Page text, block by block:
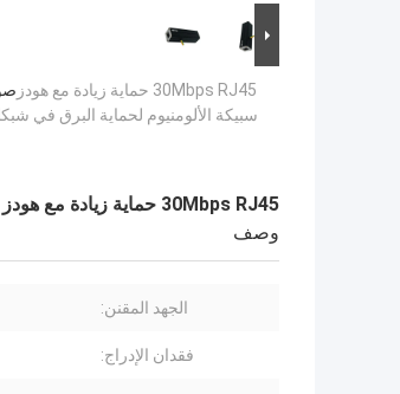
30Mbps RJ45 حماية زيادة مع هودز
سبيكة الألومنيوم لحماية البرق في
30Mbps RJ45 حماية زيادة مع هودز سبيكة الألومنيوم لحماية البرق في شبكات إيثيرنت
وصف
الجهد المقنن:
فقدان الإدراج: